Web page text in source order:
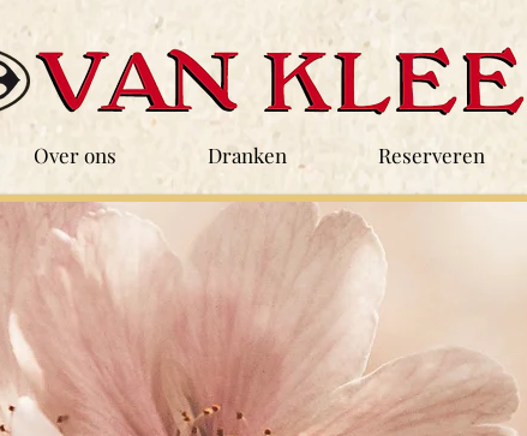
Over ons Dranken Reserveren